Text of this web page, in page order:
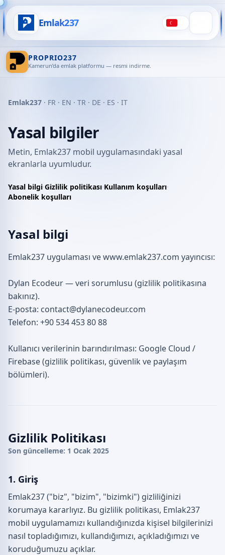
Emlak237 Türkçe
PROPRIO237
Kamerun’da emlak platformu — resmi indirme.
Emlak237 · FR · EN · TR · DE · ES · IT
Yasal bilgiler
Metin, Emlak237 mobil uygulamasındaki yasal
ekranlarla uyumludur.
Yasal bilgi·Gizlilik politikası·Kullanım koşulları·
Abonelik koşulları
Yasal bilgi
Emlak237 uygulaması ve www.emlak237.com yayıncısı:
Dylan Ecodeur — veri sorumlusu (gizlilik politikasına
bakınız).
E-posta: contact@dylanecodeur.com
Telefon: +90 534 453 80 88
Kullanıcı verilerinin barındırılması: Google Cloud /
Firebase (gizlilik politikası, güvenlik ve paylaşım
bölümleri).
Gizlilik Politikası
Son güncelleme: 1 Ocak 2025
1. Giriş
Emlak237 ("biz", "bizim", "bizimki") gizliliğinizi
korumaya kararlıyız. Bu gizlilik politikası, Emlak237
mobil uygulamamızı kullandığınızda kişisel bilgilerinizi
nasıl topladığımızı, kullandığımızı, açıkladığımızı ve
koruduğumuzu açıklar.